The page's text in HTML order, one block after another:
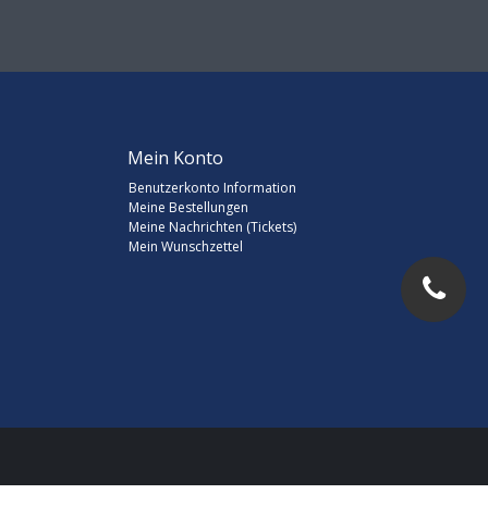
Mein Konto
Benutzerkonto Information
Meine Bestellungen
Meine Nachrichten (Tickets)
Mein Wunschzettel